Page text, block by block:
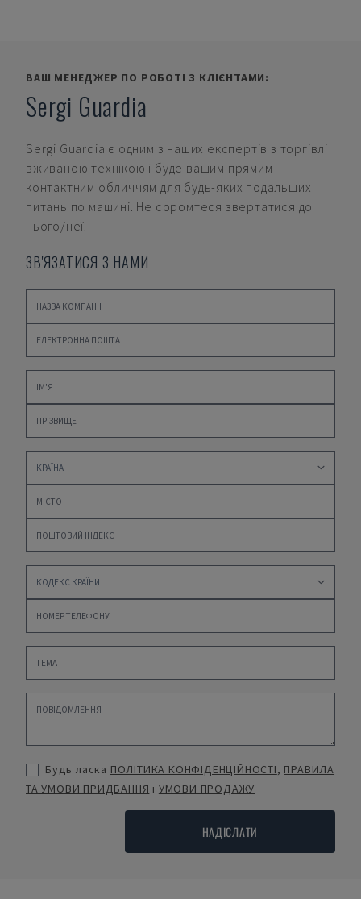
ВАШ МЕНЕДЖЕР ПО РОБОТІ З КЛІЄНТАМИ:
Sergi Guardia
Sergi Guardia є одним з наших експертів з торгівлі
вживаною технікою і буде вашим прямим
контактним обличчям для будь-яких подальших
питань по машині. Не соромтеся звертатися до
нього/неї.
ЗВ'ЯЗАТИСЯ З НАМИ
Будь ласка ПОЛІТИКА КОНФІДЕНЦІЙНОСТІ, ПРАВИЛА
ТА УМОВИ ПРИДБАННЯ і УМОВИ ПРОДАЖУ
НАДІСЛАТИ